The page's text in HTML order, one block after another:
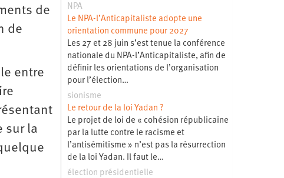
de
de
entre
sur la
NPA
Le NPA-l’Anticapitaliste adopte une
orientation commune pour 2027
Les 27 et 28 juin s’est tenue la conférence
nationale du NPA-l’Anticapitaliste, afin de
définir les orientations de l’organisation
pour l’élection…
sionisme
Le retour de la loi Yadan ?
Le projet de loi de « cohésion républicaine
par la lutte contre le racisme et
l’antisémitisme » n’est pas la résurrection
de la loi Yadan. Il faut le…
élection présidentielle